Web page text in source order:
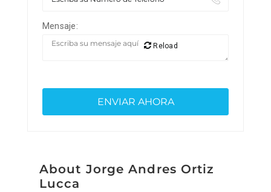
Mensaje:
Reload
About Jorge Andres Ortiz
Lucca